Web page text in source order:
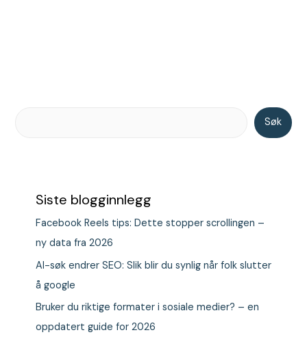
Søk
Siste blogginnlegg
Facebook Reels tips: Dette stopper scrollingen –
ny data fra 2026
AI-søk endrer SEO: Slik blir du synlig når folk slutter
å google
Bruker du riktige formater i sosiale medier? – en
oppdatert guide for 2026